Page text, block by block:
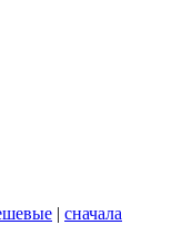
| сначала